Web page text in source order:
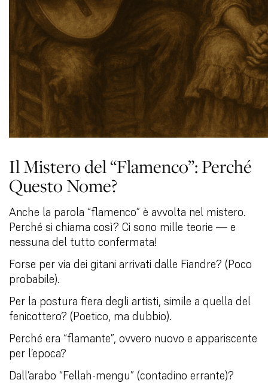
Il Mistero del “Flamenco”: Perché
Questo Nome?
Anche la parola “flamenco” è avvolta nel mistero.
Perché si chiama così? Ci sono mille teorie — e
nessuna del tutto confermata!
Forse per via dei gitani arrivati dalle Fiandre? (Poco
probabile).
Per la postura fiera degli artisti, simile a quella del
fenicottero? (Poetico, ma dubbio).
Perché era “flamante”, ovvero nuovo e appariscente
per l’epoca?
Dall’arabo “Fellah-mengu” (contadino errante)?